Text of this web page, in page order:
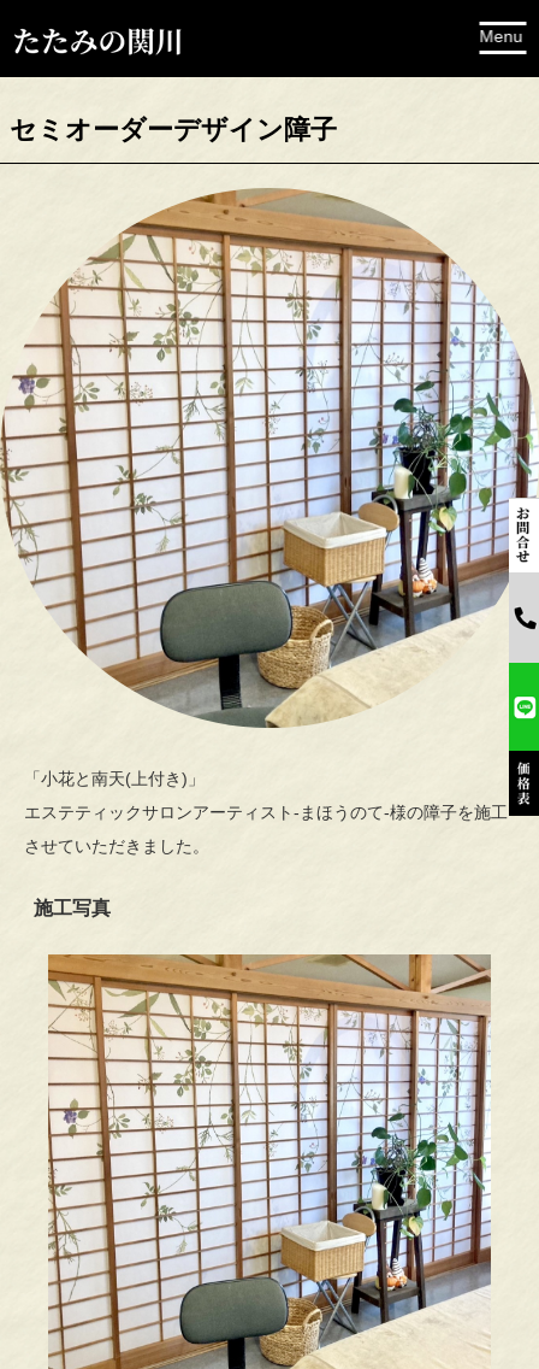
セミオーダーデザイン障子
「小花と南天(上付き)」
エステティックサロンアーティスト-まほうのて-様の障子を施工
させていただきました。
施工写真